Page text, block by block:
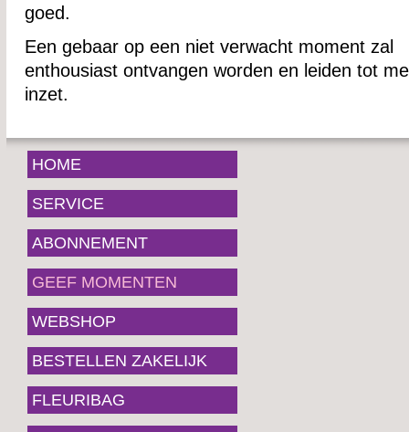
goed.
Een gebaar op een niet verwacht moment zal
enthousiast ontvangen worden en leiden tot
inzet.
HOME
SERVICE
ABONNEMENT
GEEF MOMENTEN
WEBSHOP
BESTELLEN ZAKELIJK
FLEURIBAG